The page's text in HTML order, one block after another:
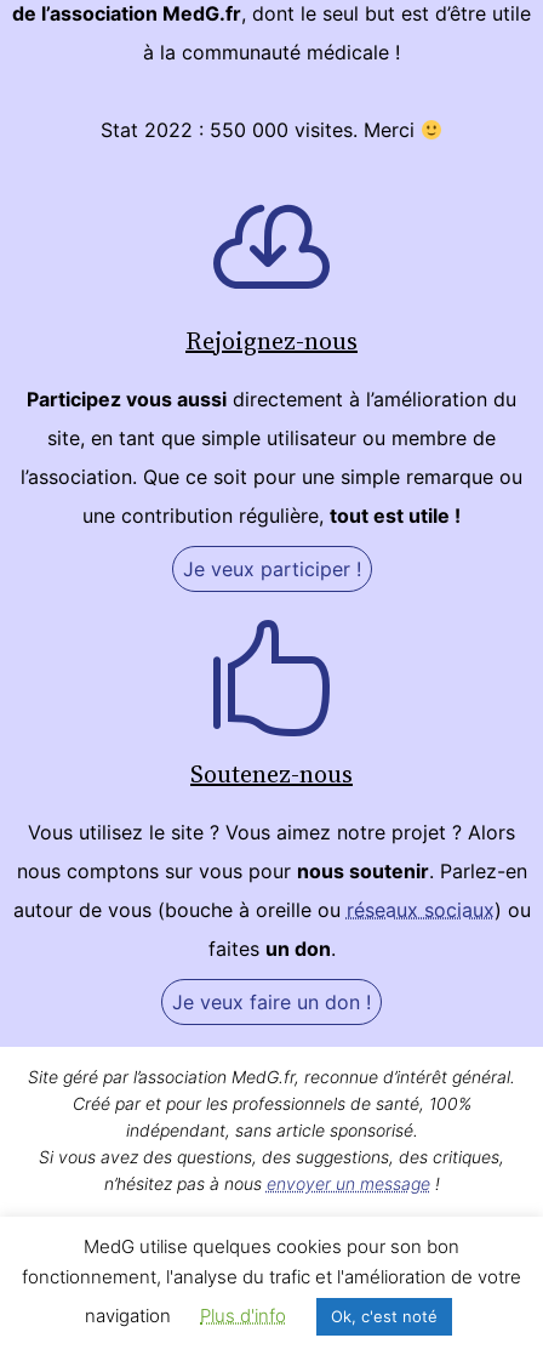
de l’association MedG.fr, dont le seul but est d’être utile
à la communauté médicale !
Stat 2022 : 550 000 visites. Merci
Rejoignez-nous
Participez vous aussi directement à l’amélioration du
site, en tant que simple utilisateur ou membre de
l’association. Que ce soit pour une simple remarque ou
une contribution régulière, tout est utile !
Je veux participer !
Soutenez-nous
Vous utilisez le site ? Vous aimez notre projet ? Alors
nous comptons sur vous pour nous soutenir. Parlez-en
autour de vous (bouche à oreille ou réseaux sociaux) ou
faites un don.
Je veux faire un don !
Site géré par l’association MedG.fr, reconnue d’intérêt général.
Créé par et pour les professionnels de santé, 100%
indépendant, sans article sponsorisé.
Si vous avez des questions, des suggestions, des critiques,
n’hésitez pas à nous envoyer un message!
Qui sommes-nous ?|Mentions légales|Contact
MedG utilise quelques cookies pour son bon
fonctionnement, l'analyse du trafic et l'amélioration de votre
navigation
Plus d'info Ok, c'est noté